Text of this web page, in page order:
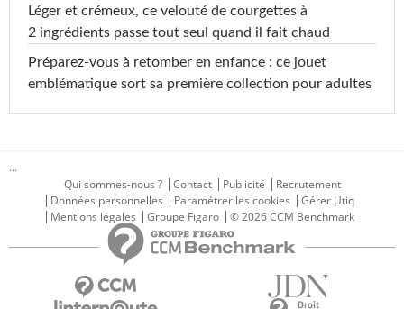
Léger et crémeux, ce velouté de courgettes à
2 ingrédients passe tout seul quand il fait chaud
Préparez-vous à retomber en enfance : ce jouet
emblématique sort sa première collection pour adultes
...
Qui sommes-nous ?
Contact Publicité
Recrutement
Données personnelles
Paramétrer les cookies
Gérer Utiq
Mentions légales
Groupe Figaro © 2026 CCM Benchmark